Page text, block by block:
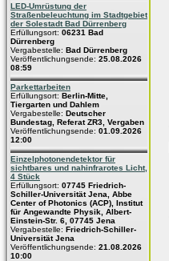
LED-Umrüstung der
Straßenbeleuchtung im Stadtgebiet
der Solestadt Bad Dürrenberg
Erfüllungsort: 06231 Bad
Dürrenberg
Vergabestelle: Bad Dürrenberg
Veröffentlichungsende: 25.08.2026
08:59
Parkettarbeiten
Erfüllungsort: Berlin-Mitte,
Tiergarten und Dahlem
Vergabestelle: Deutscher
Bundestag, Referat ZR3, Vergaben
Veröffentlichungsende: 01.09.2026
12:00
Einzelphotonendetektor für
sichtbares und nahinfrarotes Licht,
4 Stück
Erfüllungsort: 07745 Friedrich-
Schiller-Universität Jena, Abbe
Center of Photonics (ACP), Institut
für Angewandte Physik, Albert-
Einstein-Str. 6, 07745 Jena
Vergabestelle: Friedrich-Schiller-
Universität Jena
Veröffentlichungsende: 21.08.2026
10:00